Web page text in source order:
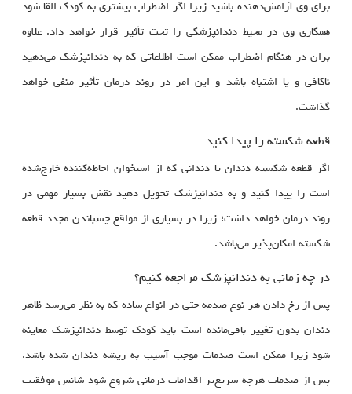
برای وی آرامش‌دهنده باشید زیرا اگر اضطراب بیشتری به کودک القا شود
همکاری وی در محیط دندانپزشکی را تحت تأثیر قرار خواهد داد. علاوه
بران در هنگام اضطراب ممکن است اطلاعاتی که به دندانپزشک می‌دهید
ناکافی و یا اشتباه باشد و این امر در روند درمان تأثیر منفی خواهد
گذاشت.
قطعه شکسته را پیدا کنید
اگر قطعه شکسته دندان یا دندانی که از استخوان احاطه‌کننده خارج‌شده
است را پیدا کنید و به دندانپزشک تحویل دهید نقش بسیار مهمی در
روند درمان خواهد داشت؛ زیرا در بسیاری از مواقع چسباندن مجدد قطعه
شکسته امکان‌پذیر می‌باشد.
در چه زمانی به دندانپزشک مراجعه کنیم؟
پس از رخ دادن هر نوع صدمه حتی در انواع ساده که به نظر می‌رسد ظاهر
دندان بدون تغییر باقی‌مانده است باید کودک توسط دندانپزشک معاینه
شود زیرا ممکن است صدمات موجب آسیب به ریشه دندان شده باشد.
پس از صدمات هرچه سریع‌تر اقدامات درمانی شروع شود شانس موفقیت